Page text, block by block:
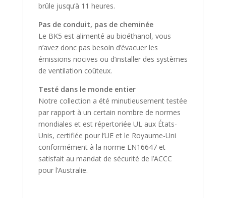
brûle jusqu’à 11 heures.
Pas de conduit, pas de cheminée
Le BK5 est alimenté au bioéthanol, vous
n’avez donc pas besoin d’évacuer les
émissions nocives ou d’installer des systèmes
de ventilation coûteux.
Testé dans le monde entier
Notre collection a été minutieusement testée
par rapport à un certain nombre de normes
mondiales et est répertoriée UL aux États-
Unis, certifiée pour l’UE et le Royaume-Uni
conformément à la norme EN16647 et
satisfait au mandat de sécurité de l’ACCC
pour l’Australie.